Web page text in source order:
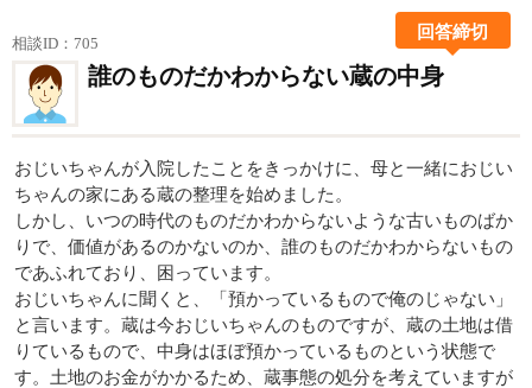
相談ID：705
回答締切
誰のものだかわからない蔵の中身
おじいちゃんが入院したことをきっかけに、母と一緒におじい
ちゃんの家にある蔵の整理を始めました。
しかし、いつの時代のものだかわからないような古いものばか
りで、価値があるのかないのか、誰のものだかわからないもの
であふれており、困っています。
おじいちゃんに聞くと、「預かっているもので俺のじゃない」
と言います。蔵は今おじいちゃんのものですが、蔵の土地は借
りているもので、中身はほぼ預かっているものという状態で
す。土地のお金がかかるため、蔵事態の処分を考えていますが